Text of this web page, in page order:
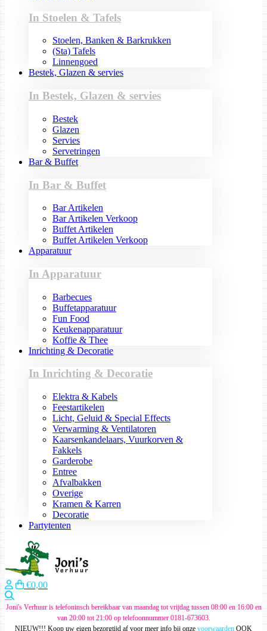
In Stoelen & Tafels
Stoelen, Banken & Barkrukken
(Sta) Tafels
Linnengoed
Bestek, Glazen & servies
In Bestek, Glazen & servies
Bestek
Glazen
Servies
Servetringen
Bar & Buffet
In Bar & Buffet
Bar Artikelen
Bar Artikelen Verkoop
Buffet Artikelen
Buffet Artikelen Verkoop
Apparatuur
In Apparatuur
Barbecues
Buffetapparatuur
Fun Food
Keukenapparatuur
Koffie & Thee
Inrichting & Decoratie
In Inrichting & Decoratie
Elektra & Kabels
Feestartikelen
Licht, Geluid & Special Effects
Verwarming & Ventilatoren
Kaarsenkandelaars, Vuurkorven &
Fakkels
Garderobe
Entree
Afvalbakken
Overige
Kramen & Karren
Decoratie
Partytenten
€0,00
Joni's Verhuur is telefoninsch bereikbaar van maandag tot vrijdag tussen 08:00 en 16:00 en
van 20:00 tot 21:00 op telefoonnummer 0181-673603.
NIEUW!!! Koop uw eigen bezorgtijd af voor meer info bij onze voorwaarden OOK